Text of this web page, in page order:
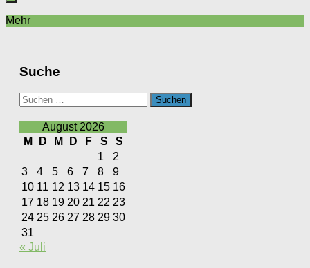
Mehr
Suche
Suchen
nach:
August 2026
M
D M D F S
S
1
2
3
4 5 6 7 8
9
10 11 12 13 14 15 16
17 18 19 20 21 22 23
24 25 26 27 28 29 30
31
« Juli